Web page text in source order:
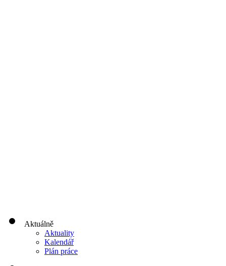
Aktuálně
Aktuality
Kalendář
Plán práce